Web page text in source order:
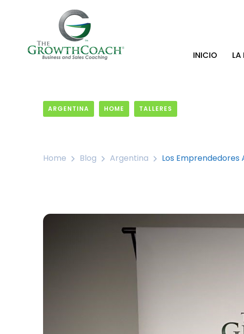
INICIO LA
ARGENTINA HOME TALLERES
Home Blog Argentina Los Emprendedores